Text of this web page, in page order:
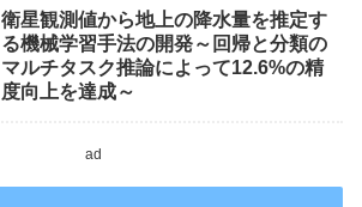
衛星観測値から地上の降水量を推定す
る機械学習手法の開発～回帰と分類の
マルチタスク推論によって12.6%の精
度向上を達成～
ad